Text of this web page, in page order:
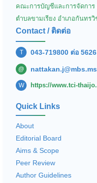
คณะการบัญชีและการจัดกา
ตำบลขามเรียง อำเภอกันทร
Contact / ติดต่อ
T 043-719800 ต่อ 5626
@
W https://www.tci-
Quick Links
About
Editorial Board
Aims & Scope
Peer Review
Author Guidelines